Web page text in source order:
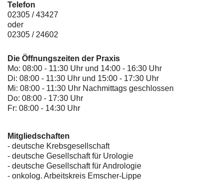
Telefon
02305 / 43427
oder
02305 / 24602
Die Öffnungszeiten der Praxis
Mo: 08:00 - 11:30 Uhr und 14:00 - 16:30 Uhr
Di: 08:00 - 11:30 Uhr und 15:00 - 17:30 Uhr
Mi: 08:00 - 11:30 Uhr Nachmittags geschlossen
Do: 08:00 - 17:30 Uhr
Fr: 08:00 - 14:30 Uhr
Mitgliedschaften
- deutsche Krebsgesellschaft
- deutsche Gesellschaft für Urologie
- deutsche Gesellschaft für Andrologie
- onkolog. Arbeitskreis Emscher-Lippe